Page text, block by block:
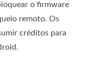
o firmware
remoto. Os
créditos para